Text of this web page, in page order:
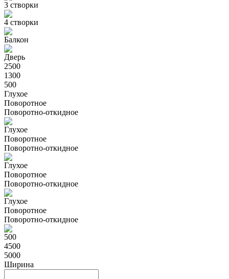
3 створки
4 створки
Балкон
Дверь
2500
1300
500
Глухое
Поворотное
Поворотно-откидное
Глухое
Поворотное
Поворотно-откидное
Глухое
Поворотное
Поворотно-откидное
Глухое
Поворотное
Поворотно-откидное
500
4500
5000
Ширина